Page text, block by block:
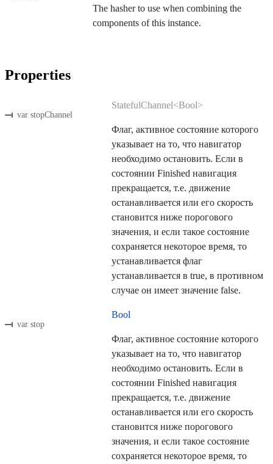
The hasher to use when combining the
components of this instance.
Properties
var stopChannel
StatefulChannel<Bool>
Флаг, активное состояние которого
указывает на то, что навигатор
необходимо остановить. Если в
состоянии Finished навигация
прекращается, т.е. движение
останавливается или его скорость
становится ниже порогового
значения, и если такое состояние
сохраняется некоторое время, то
устанавливается флаг
устанавливается в true, в противном
случае он имеет значение false.
var stop
Bool
Флаг, активное состояние которого
указывает на то, что навигатор
необходимо остановить. Если в
состоянии Finished навигация
прекращается, т.е. движение
останавливается или его скорость
становится ниже порогового
значения, и если такое состояние
сохраняется некоторое время, то